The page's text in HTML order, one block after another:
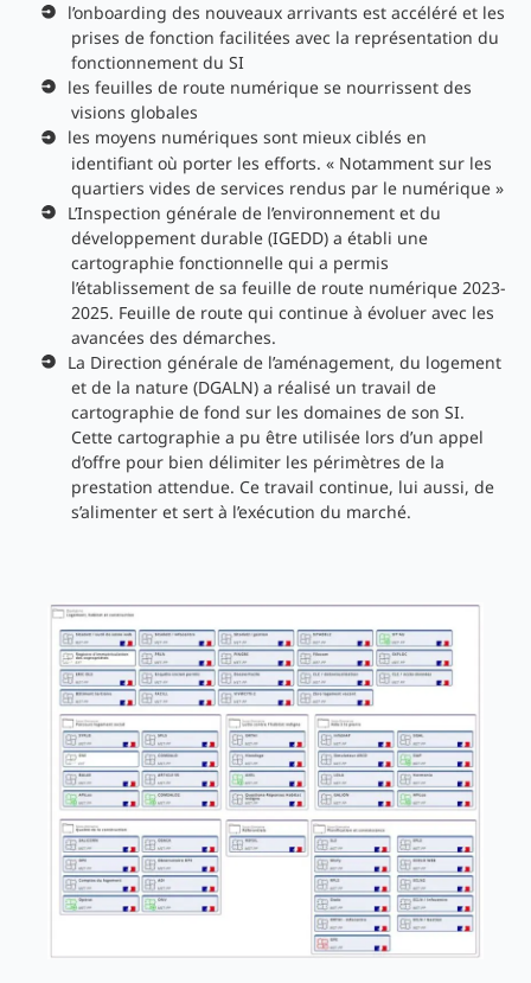
l’onboarding des nouveaux arrivants est accéléré et les
prises de fonction facilitées avec la représentation du
fonctionnement du SI
les feuilles de route numérique se nourrissent des
visions globales
les moyens numériques sont mieux ciblés en
identifiant où porter les efforts. « Notamment sur les
quartiers vides de services rendus par le numérique »
L’Inspection générale de l’environnement et du
développement durable (IGEDD) a établi une
cartographie fonctionnelle qui a permis
l’établissement de sa feuille de route numérique 2023-
2025. Feuille de route qui continue à évoluer avec les
avancées des démarches.
La Direction générale de l’aménagement, du logement
et de la nature (DGALN) a réalisé un travail de
cartographie de fond sur les domaines de son SI.
Cette cartographie a pu être utilisée lors d’un appel
d’offre pour bien délimiter les périmètres de la
prestation attendue. Ce travail continue, lui aussi, de
s’alimenter et sert à l’exécution du marché.